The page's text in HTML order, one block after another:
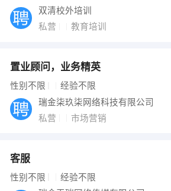
双清校外培训
私营
教育培训
置业顾问，业务精英
性别不限 经验不限
瑞金柒玖柒网络科技有限公司
私营
市场营销
客服
性别不限 经验不限